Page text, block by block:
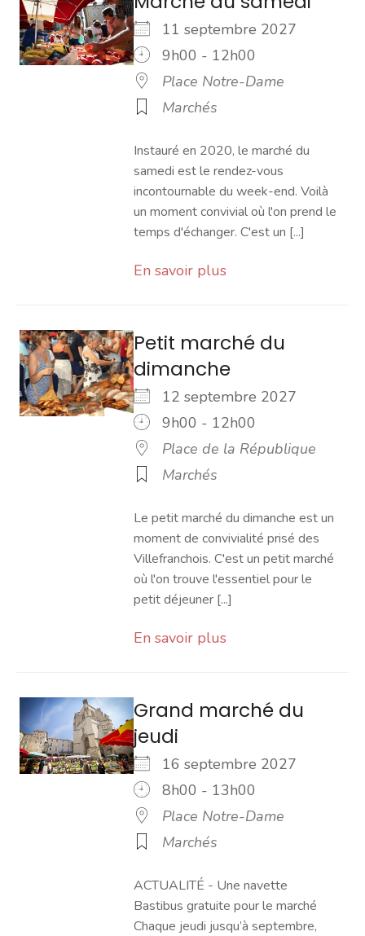
11 septembre 2027
9h00 - 12h00
Place Notre-Dame
Marchés
Instauré en 2020, le marché du
samedi est le rendez-vous
incontournable du week-end. Voilà
un moment convivial où l'on prend le
temps d'échanger. C'est un [...]
En savoir plus
Petit marché du
dimanche
12 septembre 2027
9h00 - 12h00
Place de la République
Marchés
Le petit marché du dimanche est un
moment de convivialité prisé des
Villefranchois. C'est un petit marché
où l'on trouve l'essentiel pour le
petit déjeuner [...]
En savoir plus
Grand marché du
jeudi
16 septembre 2027
8h00 - 13h00
Place Notre-Dame
Marchés
ACTUALITÉ - Une navette
Bastibus gratuite pour le marché
Chaque jeudi jusqu’à septembre,